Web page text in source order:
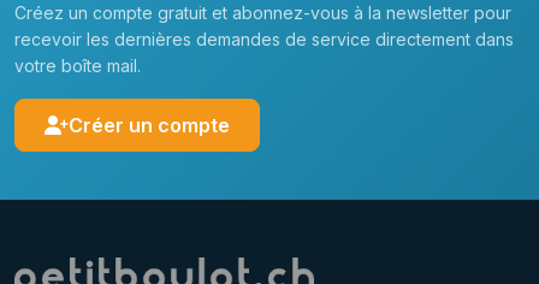
Créez un compte gratuit et abonnez-vous à la newsletter pour
recevoir les dernières demandes de service directement dans
votre boîte mail.
Créer un compte